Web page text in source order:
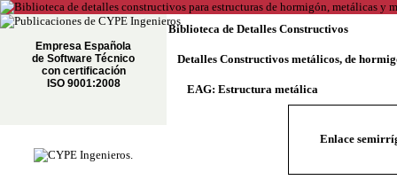
Empresa Española
de Software Técnico
con certificación
ISO 9001:2008
Biblioteca de Detalles Constructivos
Detalles Constructivos metálicos, de
EAG: Estructura metálica
Enlace